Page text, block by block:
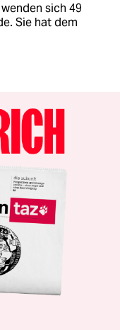
sich 49
Sie hat dem